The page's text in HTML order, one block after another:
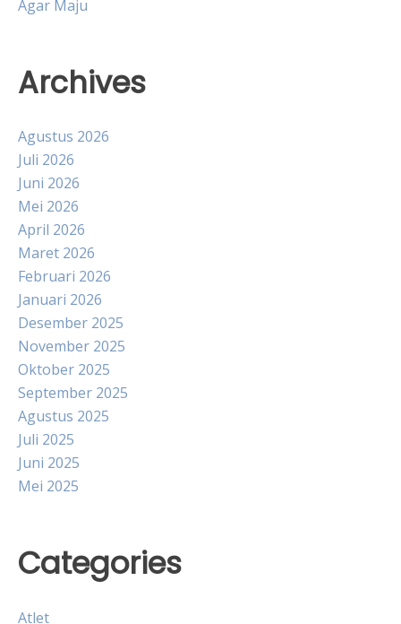
Agar Maju
Archives
Agustus 2026
Juli 2026
Juni 2026
Mei 2026
April 2026
Maret 2026
Februari 2026
Januari 2026
Desember 2025
November 2025
Oktober 2025
September 2025
Agustus 2025
Juli 2025
Juni 2025
Mei 2025
Categories
Atlet